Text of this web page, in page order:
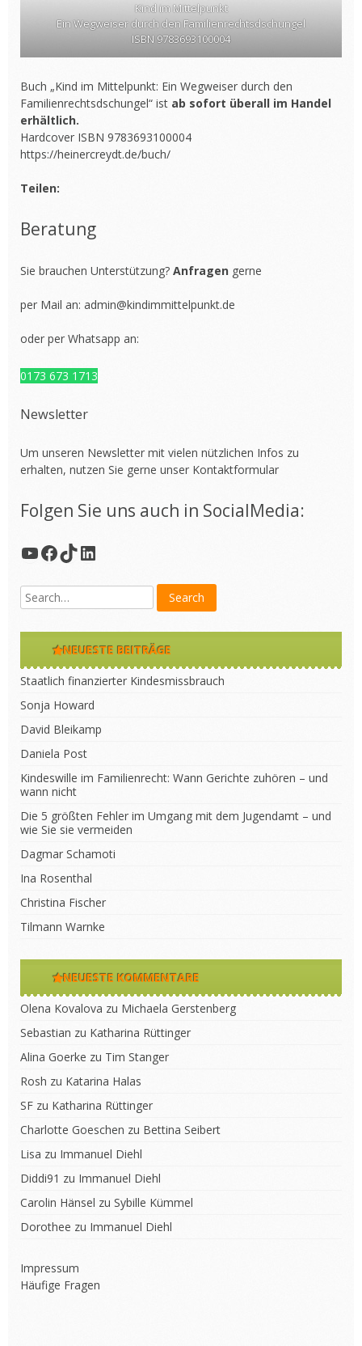
Kind im Mittelpunkt
Ein Wegweiser durch den Familienrechtsdschungel
ISBN 9783693100004
Buch „Kind im Mittelpunkt: Ein Wegweiser durch den
Familienrechtsdschungel“ ist ab sofort überall im Handel
erhältlich.
Hardcover ISBN 9783693100004
https://heinercreydt.de/buch/
Teilen:
Beratung
Sie brauchen Unterstützung? Anfragen gerne
per Mail an: admin@kindimmittelpunkt.de
oder per Whatsapp an:
0173 673 1713
Newsletter
Um unseren Newsletter mit vielen nützlichen Infos zu
erhalten, nutzen Sie gerne unser Kontaktformular
Folgen Sie uns auch in SocialMedia:
YouTube
Facebook
TikTok
LinkedIn
NEUESTE BEITRÄGE
Staatlich finanzierter Kindesmissbrauch
Sonja Howard
David Bleikamp
Daniela Post
Kindeswille im Familienrecht: Wann Gerichte zuhören – und
wann nicht
Die 5 größten Fehler im Umgang mit dem Jugendamt – und
wie Sie sie vermeiden
Dagmar Schamoti
Ina Rosenthal
Christina Fischer
Tilmann Warnke
NEUESTE KOMMENTARE
Olena Kovalova zu Michaela Gerstenberg
Sebastian zu Katharina Rüttinger
Alina Goerke zu Tim Stanger
Rosh zu Katarina Halas
SF zu Katharina Rüttinger
Charlotte Goeschen zu Bettina Seibert
Lisa zu Immanuel Diehl
Diddi91 zu Immanuel Diehl
Carolin Hänsel zu Sybille Kümmel
Dorothee zu Immanuel Diehl
Impressum
Häufige Fragen